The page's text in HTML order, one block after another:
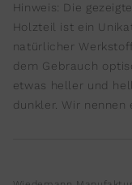
Hinweis: Die
Holzteil ist ein
natürlicher
dem Gebrauch
etwas heller und
dunkler. Wir nennen